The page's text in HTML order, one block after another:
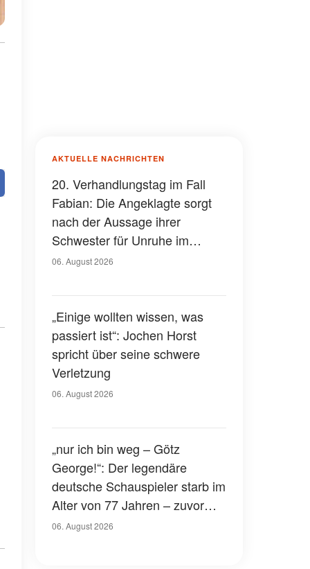
AKTUELLE NACHRICHTEN
20. Verhandlungstag im Fall
Fabian: Die Angeklagte sorgt
nach der Aussage ihrer
Schwester für Unruhe im
Gerichtssaal – was ist
06. August 2026
„Einige wollten wissen, was
passiert ist“: Jochen Horst
spricht über seine schwere
Verletzung
06. August 2026
„nur ich bin weg – Götz
George!“: Der legendäre
deutsche Schauspieler starb im
Alter von 77 Jahren – zuvor
hatte er über seinen eigenen
06. August 2026